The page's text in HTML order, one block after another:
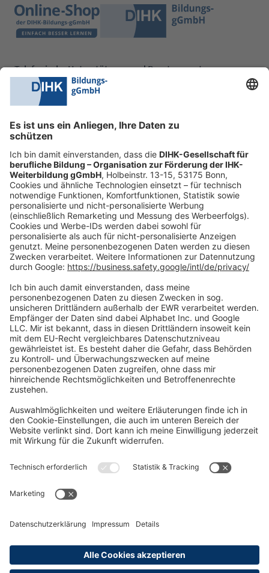
Telefonische Unterstützung und Beratung unter:
0228 6205 205
Fr.:
09:00-14:00 Uhr
shop@dihk-bildung.shop
Vertrag widerrufen
Zahlungsarten
Social Media
Oft Gesucht
Rund um die Prüfung
Datenschutzerklärung
Widerrufsrecht
Versandinformationen
Erklärung zur Barrierefreiheit
Abonnements hier kündigen
Cookie-Einstellungen